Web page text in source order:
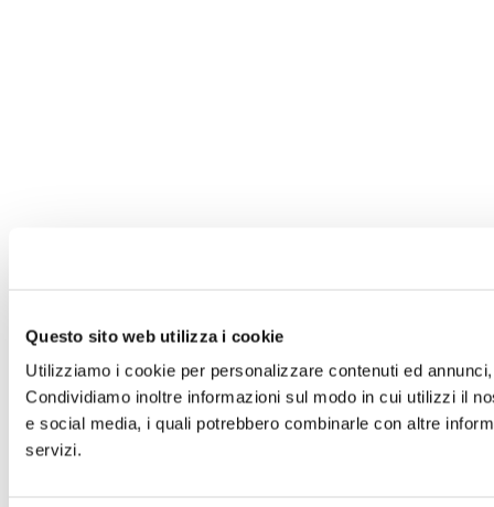
Questo sito web utilizza i cookie
Utilizziamo i cookie per personalizzare contenuti ed
Condividiamo inoltre informazioni sul modo in cui utilizzi il
e social media, i quali potrebbero combinarle con altre
servizi.